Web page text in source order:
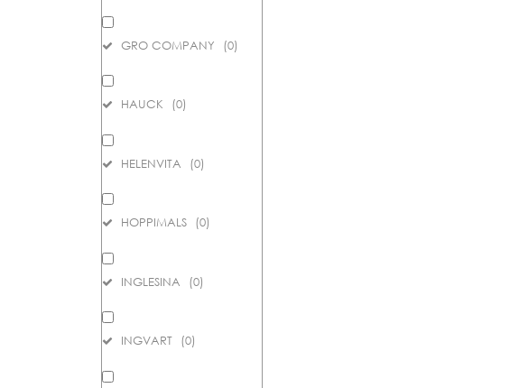
GRO COMPANY (0)
HAUCK (0)
HELENVITA (0)
HOPPIMALS (0)
INGLESINA (0)
INGVART (0)